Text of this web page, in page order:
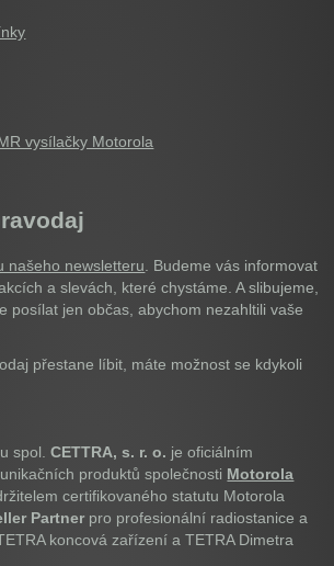
vysílačky Motorola
našeho newsletteru . Budeme vás informovat
a slevách, které chystáme. A slibujeme,
posílat jen občas, abychom nezahltili vaše
přestane líbit, máte možnost se kdykoli
spol.CETTRA, s. r. o. je oficiálním
produktů společnosti Motorola
certifikovaného statutu Motorola
Partner pro profesionální radiostanice a
koncová zařízení a TETRA Dimetra